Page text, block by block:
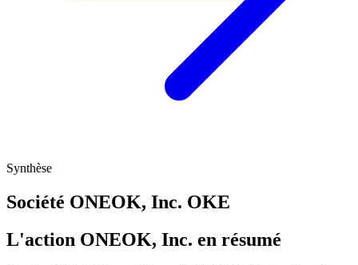
Synthèse
Société ONEOK, Inc. OKE
L'action ONEOK, Inc. en résumé